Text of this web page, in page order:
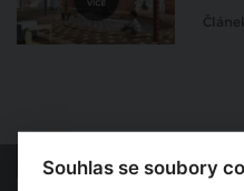
Souhlas se soubory